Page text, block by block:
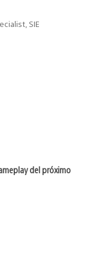
SIE
del próximo